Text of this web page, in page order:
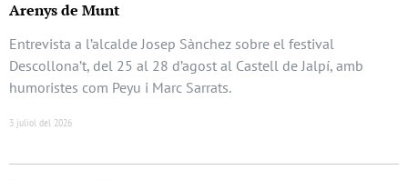
Arenys de Munt
Entrevista a l’alcalde Josep Sànchez sobre el festival
Descollona’t, del 25 al 28 d’agost al Castell de Jalpí, amb
humoristes com Peyu i Marc Sarrats.
3 juliol del 2026